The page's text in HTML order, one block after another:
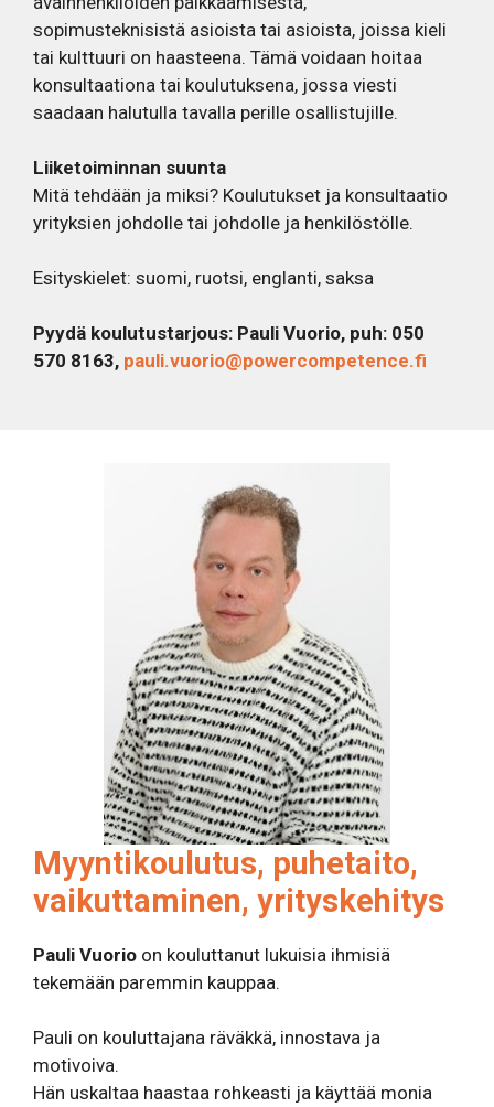
sopimusteknisistä asioista tai asioista, joissa kieli
tai kulttuuri on haasteena. Tämä voidaan hoitaa
konsultaationa tai koulutuksena, jossa viesti
saadaan halutulla tavalla perille osallistujille.
Liiketoiminnan suunta
Mitä tehdään ja miksi? Koulutukset ja konsultaatio
yrityksien johdolle tai johdolle ja henkilöstölle.
Esityskielet: suomi, ruotsi, englanti, saksa
Pyydä koulutustarjous: Pauli Vuorio, puh: 050
570 8163, pauli.vuorio@powercompetence.fi
Myyntikoulutus, puhetaito,
vaikuttaminen, yrityskehitys
Pauli Vuorio on kouluttanut lukuisia ihmisiä
tekemään paremmin kauppaa.
Pauli on kouluttajana räväkkä, innostava ja
motivoiva.
Hän uskaltaa haastaa rohkeasti ja käyttää monia